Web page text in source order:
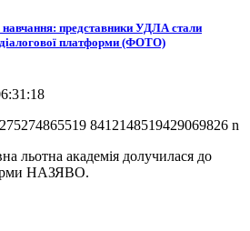
навчання: представники УДЛА стали
платформи (ФОТО)
льотна академія долучилася до
НАЗЯВО.